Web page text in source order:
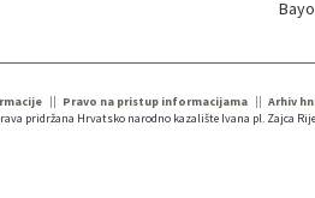
Pravo na pristup informacijama Arhiv
pridržana Hrvatsko narodno kazalište Ivana pl. Zajca